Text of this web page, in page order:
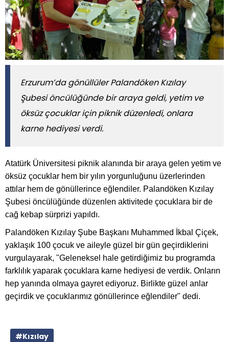
Erzurum’da gönüllüler Palandöken Kızılay
Şubesi öncülüğünde bir araya geldi, yetim ve
öksüz çocuklar için piknik düzenledi, onlara
karne hediyesi verdi.
Atatürk Üniversitesi piknik alanında bir araya gelen yetim ve
öksüz çocuklar hem bir yılın yorgunluğunu üzerlerinden
attılar hem de gönüllerince eğlendiler. Palandöken Kızılay
Şubesi öncülüğünde düzenlen aktivitede çocuklara bir de
cağ kebap sürprizi yapıldı.
Palandöken Kızılay Şube Başkanı Muhammed İkbal Çiçek,
yaklaşık 100 çocuk ve aileyle güzel bir gün geçirdiklerini
vurgulayarak, "Geleneksel hale getirdiğimiz bu programda
farklılık yaparak çocuklara karne hediyesi de verdik. Onların
hep yanında olmaya gayret ediyoruz. Birlikte güzel anlar
geçirdik ve çocuklarımız gönüllerince eğlendiler" dedi.
#Kızılay